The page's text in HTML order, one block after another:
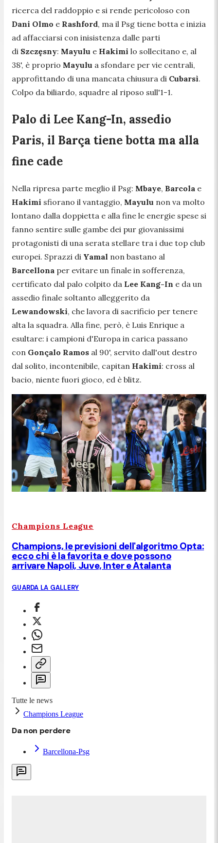
ricerca del raddoppio e si rende pericoloso con
Dani Olmo e Rashford, ma il Psg tiene botta e inizia
ad affacciarsi con inisistenza dalle parti
di Szczęsny: Mayulu e Hakimi lo sollecitano e, al
38', è proprio Mayulu a sfondare per vie centrali,
approfittando di una mancata chiusura di Cubarsì.
Colpo da biliardo, squadre al riposo sull'1-1.
Palo di Lee Kang-In, assedio
Paris, il Barça tiene botta ma alla
fine cade
Nella ripresa parte meglio il Psg: Mbaye, Barcola e
Hakimi sfiorano il vantaggio, Mayulu non va molto
lontano dalla doppietta e alla fine le energie spese si
fanno sentire sulle gambe dei pur giovanissimi
protagonisti di una serata stellare tra i due top club
europei. Sprazzi di Yamal non bastano al
Barcellona per evitare un finale in sofferenza,
certificato dal palo colpito da Lee Kang-In e da un
assedio finale soltanto alleggerito da
Lewandowski, che lavora di sacrificio per tenere
alta la squadra. Alla fine, però, è Luis Enrique a
esultare: i campioni d'Europa in carica passano
con Gonçalo Ramos al 90', servito dall'out destro
dal solito, incontenibile, capitan Hakimi: cross al
bacio, niente fuori gioco, ed è blitz.
Champions League
Champions, le previsioni dell'algoritmo Opta:
ecco chi è la favorita e dove possono
arrivare Napoli, Juve, Inter e Atalanta
GUARDA LA GALLERY
Tutte le news
Champions League
Da non perdere
Barcellona-Psg